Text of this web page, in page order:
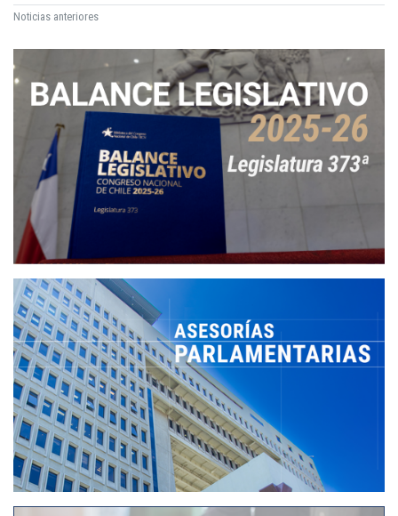
Norma Chilena Oficial NCh 1333.Of.78 modificada en 1987 : requisitos de calidad del agua para diferentes usos / Decreto Ley 824
Código de Procedimiento Civil Código Procesal Penal
Noticias anteriores